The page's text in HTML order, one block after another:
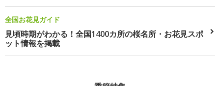
全国お花見ガイド
見頃時期がわかる！全国1400カ所の桜名所・お花見スポ
ット情報を掲載